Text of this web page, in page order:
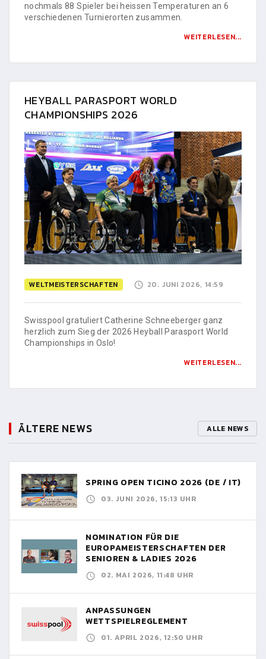
nochmals 88 Spieler bei heissen Temperaturen an 6
verschiedenen Turnierorten zusammen.
WEITERLESEN...
HEYBALL PARASPORT WORLD
CHAMPIONSHIPS 2026
WELTMEISTERSCHAFTEN 20. JUNI 2026, 14:59
Swisspool gratuliert Catherine Schneeberger ganz
herzlich zum Sieg der 2026 Heyball Parasport World
Championships in Oslo!
WEITERLESEN...
ÄLTERE NEWS ALLE NEWS
SPRING OPEN TICINO 2026 (DE / IT)
03. JUNI 2026, 15:13 UHR
NOMINATION FÜR DIE
EUROPAMEISTERSCHAFTEN DER
SENIOREN & LADIES 2026
02. MAI 2026, 11:48 UHR
ANPASSUNGEN
WETTSPIELREGLEMENT
01. APRIL 2026, 12:50 UHR